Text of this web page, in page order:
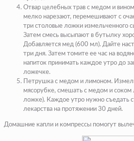
Отвар целебных трав с медом и
мелко нарезают, перемешивают с
три столовые ложки измельченного
Затем смесь высыпают в бутылку
Добавляется мед (600 мл). Дайте
три дня. Затем томите ее час на
напиток принимать каждое утро до
ложечке.
Петрушка с медом и лимоном.
мясорубке, смешать с медом и
ложке). Каждое утро нужно съедать
лекарства на протяжении 30 дней.
Домашние капли и компрессы помогут